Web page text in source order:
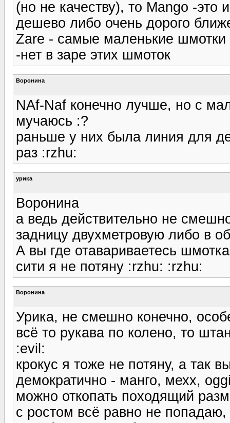
(но не качеству), то Mango -это
дешево либо очень дорого
Zare - самые маленькие
-нет в заре этих шмоток
Воронина
NAf-Naf конечно лучше, но с
мучаюсь :?
раньше у них была линия для
раз :rzhu:
урика
Воронина
а ведь действительно не
задницу двухметровую либо в
А вы где отавариваетесь
сити я не потяну :rzhu: :rzhu:
Воронина
Урика, не смешно конечно,
всё то рукава по колено, то
:evil:
крокус я тоже не потяну, а так
демократично - манго, мехх,
можно откопать походящий
с ростом всё равно не